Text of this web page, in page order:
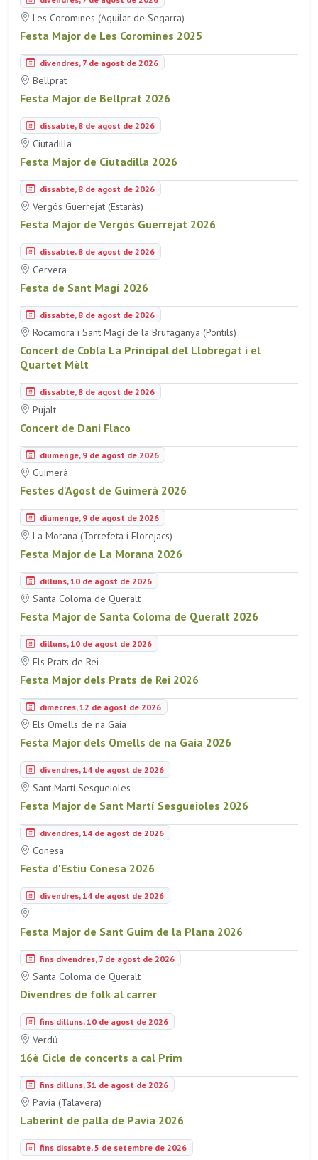
Les Coromines (Aguilar de Segarra)
Festa Major de Les Coromines 2025
divendres, 7 de agost de 2026
Bellprat
Festa Major de Bellprat 2026
dissabte, 8 de agost de 2026
Ciutadilla
Festa Major de Ciutadilla 2026
dissabte, 8 de agost de 2026
Vergós Guerrejat (Estaràs)
Festa Major de Vergós Guerrejat 2026
dissabte, 8 de agost de 2026
Cervera
Festa de Sant Magí 2026
dissabte, 8 de agost de 2026
Rocamora i Sant Magí de la Brufaganya (Pontils)
Concert de Cobla La Principal del Llobregat i el
Quartet Mèlt
dissabte, 8 de agost de 2026
Pujalt
Concert de Dani Flaco
diumenge, 9 de agost de 2026
Guimerà
Festes d'Agost de Guimerà 2026
diumenge, 9 de agost de 2026
La Morana (Torrefeta i Florejacs)
Festa Major de La Morana 2026
dilluns, 10 de agost de 2026
Santa Coloma de Queralt
Festa Major de Santa Coloma de Queralt 2026
dilluns, 10 de agost de 2026
Els Prats de Rei
Festa Major dels Prats de Rei 2026
dimecres, 12 de agost de 2026
Els Omells de na Gaia
Festa Major dels Omells de na Gaia 2026
divendres, 14 de agost de 2026
Sant Martí Sesgueioles
Festa Major de Sant Martí Sesgueioles 2026
divendres, 14 de agost de 2026
Conesa
Festa d'Estiu Conesa 2026
divendres, 14 de agost de 2026
Festa Major de Sant Guim de la Plana 2026
fins divendres, 7 de agost de 2026
Santa Coloma de Queralt
Divendres de folk al carrer
fins dilluns, 10 de agost de 2026
Verdú
16è Cicle de concerts a cal Prim
fins dilluns, 31 de agost de 2026
Pavia (Talavera)
Laberint de palla de Pavia 2026
fins dissabte, 5 de setembre de 2026